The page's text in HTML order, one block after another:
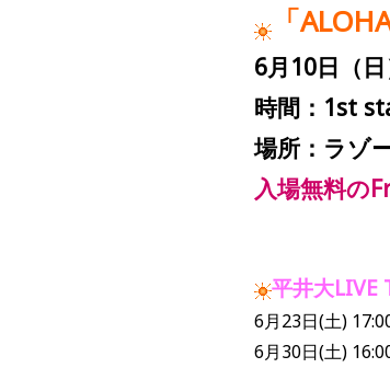
「
6月10日（日
時間： 1st
場所：ラゾ
入場無料の
平井大LIVE
6月23日(土)
6月30日(土)